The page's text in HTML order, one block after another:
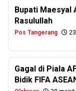
Bupati Maesyal
Rasulullah
Pos Tangerang
Gagal di Piala
Bidik FIFA